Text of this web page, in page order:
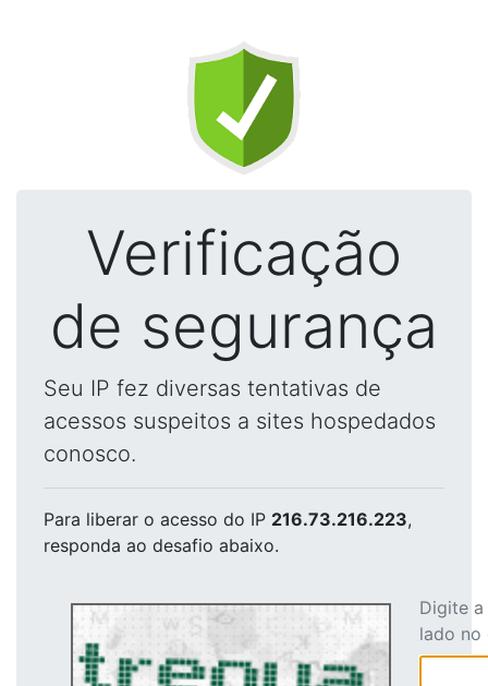
Verificação
de segurança
Seu IP fez diversas tentativas de
acessos suspeitos a sites hospedados
conosco.
Para liberar o acesso do IP 216.73.216.223,
responda ao desafio abaixo.
Digite
lado no